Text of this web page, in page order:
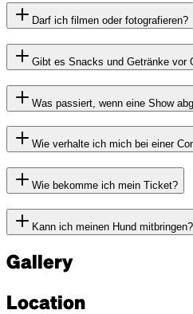
Darf ich filmen oder fotografieren?
Gibt es Snacks und Getränke vor
Was passiert, wenn eine Show
Wie verhalte ich mich bei einer
Wie bekomme ich mein Ticket?
Kann ich meinen Hund mitbringen?
Gallery
Location